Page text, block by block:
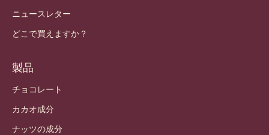
ニュースレター
どこで買えますか？
製品
チョコレート
カカオ成分
ナッツの成分